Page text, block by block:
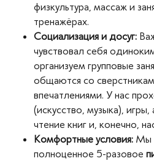
физкультура, массаж и
тренажёрах.
Социализация и досуг:
чувствовал себя
организуем групповые
общаются со
впечатлениями. У нас
(искусство, музыка),
чтение книг и, конечно,
Комфортные условия: Мы
полноценное 5-разовое